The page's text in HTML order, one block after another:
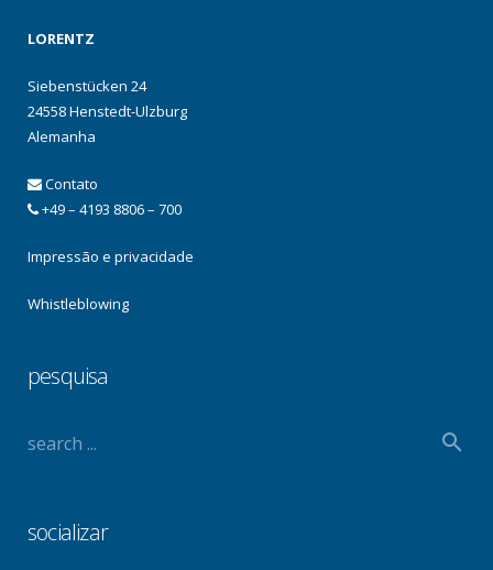
LORENTZ
Siebenstücken 24
24558 Henstedt-Ulzburg
Alemanha
Contato
+49 – 4193 8806 – 700
Impressão e privacidade
Whistleblowing
pesquisa
socializar